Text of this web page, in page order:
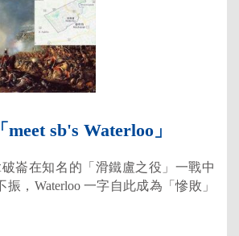
sb's Waterloo」
崙在知名的「滑鐵盧之役」一戰中
，Waterloo 一字自此成為「慘敗」